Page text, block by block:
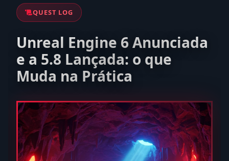
QUEST LOG
Unreal Engine 6 Anunciada
e a 5.8 Lançada: o que
Muda na Prática